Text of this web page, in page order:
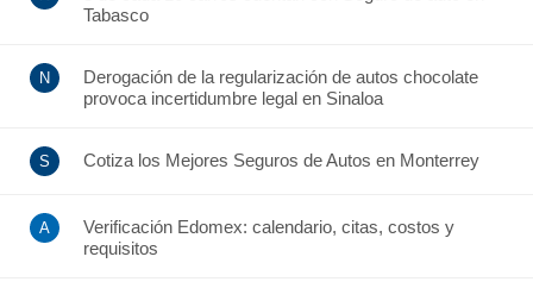
Tabasco
Derogación de la regularización de autos chocolate
provoca incertidumbre legal en Sinaloa
Cotiza los Mejores Seguros de Autos en Monterrey
Verificación Edomex: calendario, citas, costos y
requisitos